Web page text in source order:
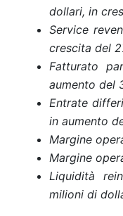
dollari, in
Service
crescita del
Fatturato
aumento del
Entrate
in aumento
Margine
Margine
Liquidità
milioni di